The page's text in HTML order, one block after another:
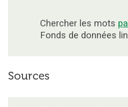
Chercher les mots
Fonds de données
Sources